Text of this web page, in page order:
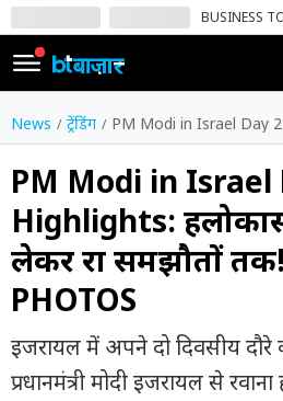
BUSINESS
SIGN
IN
Dark
Mode
होम
शेयर
बाज़ार
वीडियो
ट्रेंडिंग
News ट्रेंडिंग PM Modi in Israel Day 2 Highlights: हलोकास्ट
PM Modi in Israel
Highlights:
लेकर रक्षा समझौतों
PHOTOS
इजरायल में अपने दो दिवसीय
प्रधानमंत्री मोदी इजरायल से